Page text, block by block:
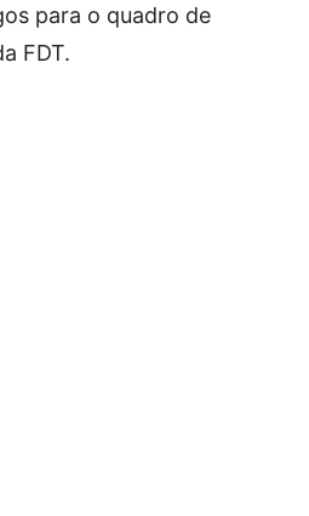
para o quadro de
FDT.